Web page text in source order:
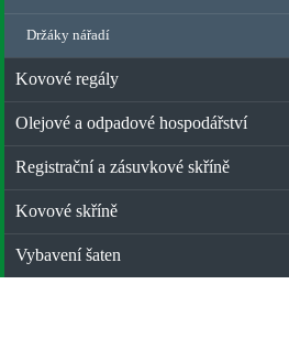
Držáky nářadí
Kovové regály
Olejové a odpadové hospodářství
Registrační a zásuvkové skříně
Kovové skříně
Vybavení šaten